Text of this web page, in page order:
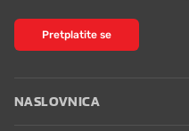
Pretplatite se
NASLOVNICA